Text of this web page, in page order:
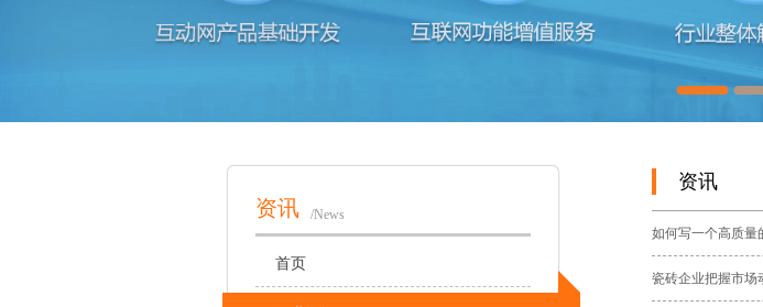
资讯 /News
首页
资讯
如何写一个高质量
瓷砖企业把握市场